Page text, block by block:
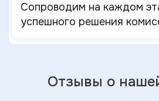
Сопроводим на каждом
успешного решения
Отзывы о